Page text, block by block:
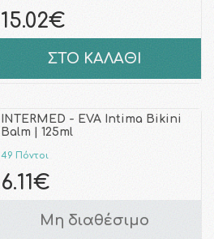
15.02€
ΣΤΟ ΚΑΛΑΘΙ
INTERMED - EVA Intima Bikini
Balm | 125ml
49 Πόντοι
6.11€
Μη διαθέσιμο